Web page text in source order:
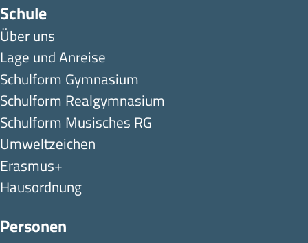
Schule
Über uns
Lage und Anreise
Schulform Gymnasium
Schulform Realgymnasium
Schulform Musisches RG
Umweltzeichen
Erasmus+
Hausordnung
Personen